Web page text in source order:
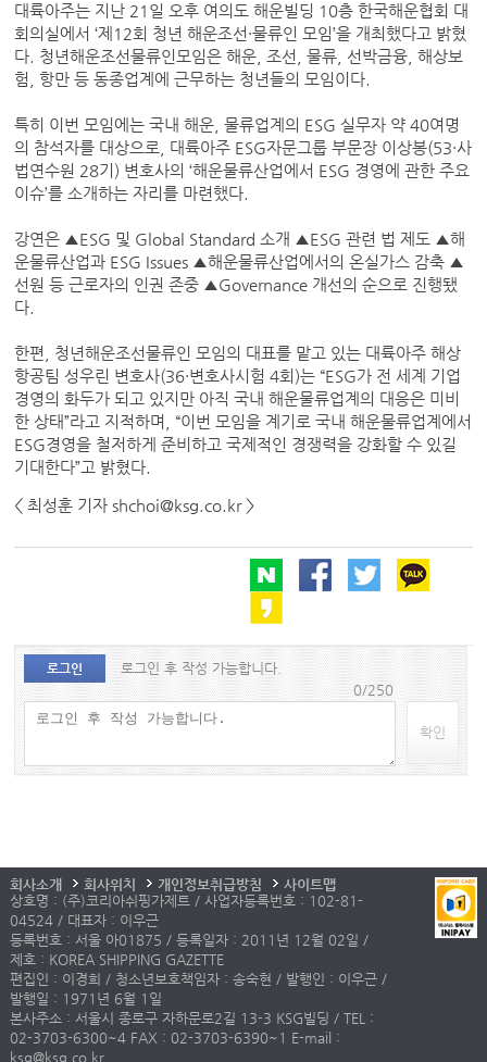
대륙아주는 지난 21일 오후 여의도 해운빌딩 10층 한국해운협회 대
회의실에서 ‘제12회 청년 해운조선·물류인 모임’을 개최했다고 밝혔
다. 청년해운조선물류인모임은 해운, 조선, 물류, 선박금융, 해상보
험, 항만 등 동종업계에 근무하는 청년들의 모임이다.
특히 이번 모임에는 국내 해운, 물류업계의 ESG 실무자 약 40여명
의 참석자를 대상으로, 대륙아주 ESG자문그룹 부문장 이상봉(53·사
법연수원 28기) 변호사의 ‘해운물류산업에서 ESG 경영에 관한 주요
이슈’를 소개하는 자리를 마련했다.
강연은 ▲ESG 및 Global Standard 소개 ▲ESG 관련 법 제도 ▲해
운물류산업과 ESG Issues ▲해운물류산업에서의 온실가스 감축 ▲
선원 등 근로자의 인권 존중 ▲Governance 개선의 순으로 진행됐
다.
한편, 청년해운조선물류인 모임의 대표를 맡고 있는 대륙아주 해상
항공팀 성우린 변호사(36·변호사시험 4회)는 “ESG가 전 세계 기업
경영의 화두가 되고 있지만 아직 국내 해운물류업계의 대응은 미비
한 상태”라고 지적하며, “이번 모임을 계기로 국내 해운물류업계에서
ESG경영을 철저하게 준비하고 국제적인 경쟁력을 강화할 수 있길
기대한다”고 밝혔다.
< 최성훈 기자 shchoi@ksg.co.kr >
로그인
로그인 후 작성 가능합니다.
0/250
확인
회사소개 회사위치 개인정보취급방침
사이트맵
상호명 : (주)코리아쉬핑가제트 / 사업자등록번호 : 102-81-
04524 / 대표자 : 이우근
등록번호 : 서울 아01875 / 등록일자 : 2011년 12월 02일 /
제호 : KOREA SHIPPING GAZETTE
편집인 : 이경희 / 청소년보호책임자 : 송숙현 / 발행인 : 이우근 /
발행일 : 1971년 6월 1일
본사주소 : 서울시 종로구 자하문로2길 13-3 KSG빌딩 / TEL :
02-3703-6300~4 FAX : 02-3703-6390~1 E-mail :
ksg@ksg.co.kr